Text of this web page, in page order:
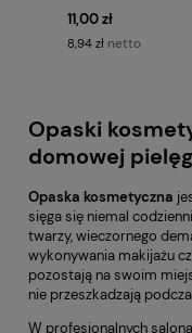
11,00 zł
8,94 zł netto
Opaski
domowej
Opaska kosmetyczna
sięga się niemal
twarzy, wieczornego
wykonywania makijażu
pozostają na swoim
nie przeszkadzają
W profesjonalnych